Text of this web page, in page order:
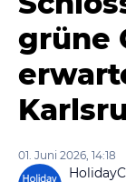
grüne
01. Juni 2026, 14:18